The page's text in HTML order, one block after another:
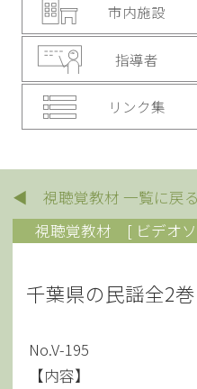
市内施設
指導者
リンク集
◀ 視聴覚教材 一覧に戻る
視聴覚教材
[ ビデオ
千葉県の民謡全2巻
No.V-195
【内容】